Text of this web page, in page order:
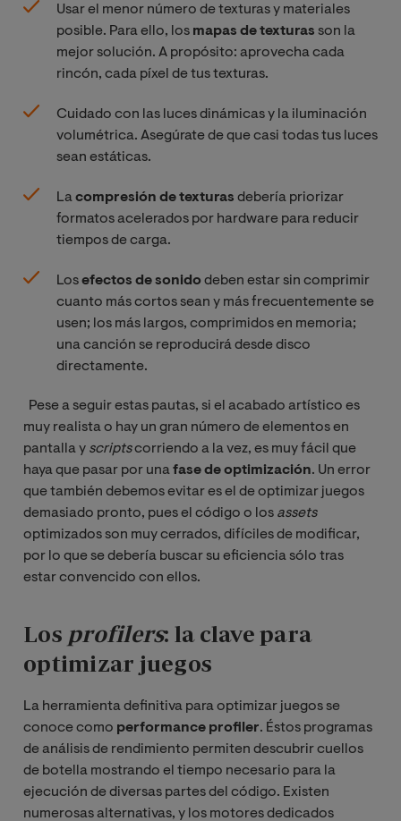
Usar el menor número de texturas y materiales
posible. Para ello, los mapas de texturas son la
mejor solución. A propósito: aprovecha cada
rincón, cada píxel de tus texturas.
Cuidado con las luces dinámicas y la iluminación
volumétrica. Asegúrate de que casi todas tus luces
sean estáticas.
Lacompresión de texturas debería priorizar
formatos acelerados por hardware para reducir
tiempos de carga.
Losefectos de sonidodeben estar sin comprimir
cuanto más cortos sean y más frecuentemente se
usen; los más largos, comprimidos en memoria;
una canción se reproducirá desde disco
directamente.
Pese a seguir estas pautas, si el acabado artístico es
muy realista o hay un gran número de elementos en
pantalla y scriptscorriendo a la vez, es muy fácil que
haya que pasar por unafase de optimización. Un error
que también debemos evitar es el de optimizar juegos
demasiado pronto, pues el código o los assets
optimizados son muy cerrados, difíciles de modificar,
por lo que se debería buscar su eficiencia sólo tras
estar convencido con ellos.
Los profilers: la clave para
optimizar juegos
La herramienta definitiva para optimizar juegos se
conoce como performance profiler. Éstos programas
de análisis de rendimiento permiten descubrir cuellos
de botella mostrando el tiempo necesario para la
ejecución de diversas partes del código. Existen
numerosas alternativas, y los motores dedicados